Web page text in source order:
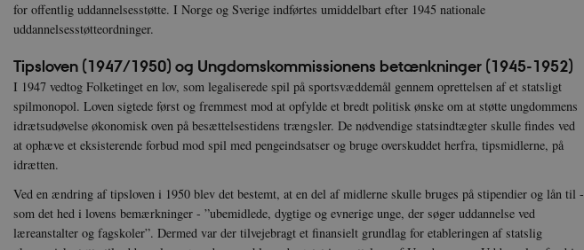
for offentlig uddannelsesstøtte. I Norge og Sverige indførtes umiddelbart efter 1945 nationale
uddannelsesstøtteordninger.
Tipsloven (1947/1950) og Ungdomskommissionens betænkninger (1945-1952)
I 1947 vedtog Folketinget en lov, som legaliserede spil på sportsvæddemål gennem oprettelsen af et statsligt
spilmonopol. Loven sigtede først og fremmest mod at opfylde et bredt politisk ønske om at støtte ungdommens
idrætsudøvelse økonomisk oven på besættelsestidens trængsler. De nødvendige statsindtægter skulle findes ved
at ophæve et eksisterende forbud mod spil med pengeindsatser og bruge overskuddet herfra, tipsmidlerne, på
idrætten.
Ved en ændring af tipsloven i 1950 blev det bestemt, at en del af midlerne skulle bruges på stipendier og lån til -
som det hed i lovens bemærkninger - ”ubemidlede, dygtige og evnerige unge, der søger uddannelse ved
læreanstalter og fagskoler”. Dermed var der tilvejebragt et finansielt grundlag for etableringen af statslig